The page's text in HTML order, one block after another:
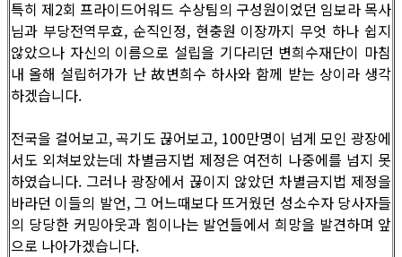
특히 제2회 프라이드어워드 수상팀의 구성원이었던 임보라 목사
님과 부당전역무효, 순직인정, 현충원 이장까지 무엇 하나 쉽지
않았으나 자신의 이름으로 설립을 기다리던 변희수재단이 마침
내 올해 설립허가가 난 故변희수 하사와 함께 받는 상이라 생각
하겠습니다.
전국을 걸어보고, 곡기도 끊어보고, 100만명이 넘게 모인 광장에
서도 외쳐보았는데 차별금지법 제정은 여전히 나중에를 넘지 못
하였습니다. 그러나 광장에서 끊이지 않았던 차별금지법 제정을
바라던 이들의 발언, 그 어느때보다 뜨거웠던 성소수자 당사자들
의 당당한 커밍아웃과 힘이나는 발언들에서 희망을 발견하며 앞
으로 나아가겠습니다.